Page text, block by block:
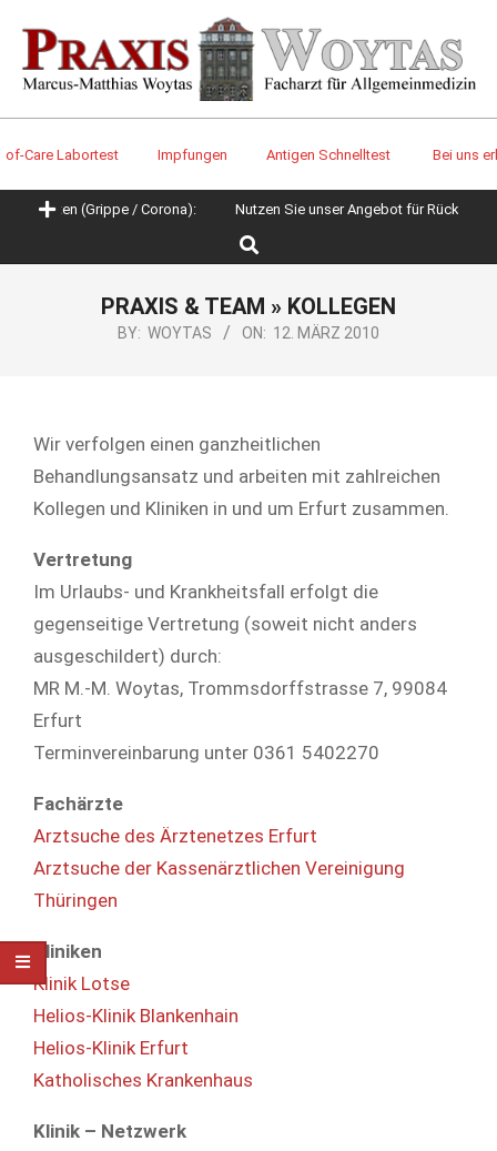
content
Care Labortest Impfungen Antigen Schnelltest Bei uns
Primary (Grippe / Corona):
Nutzen Sie unser Angebot für Rückruf /
Search
PRAXIS & TEAM » KOLLEGEN
BY: WOYTAS ON: 12. MÄRZ 2010
Wir verfolgen einen ganzheitlichen
Behandlungsansatz und arbeiten mit zahlreichen
Kollegen und Kliniken in und um Erfurt zusammen.
Vertretung
Im Urlaubs- und Krankheitsfall erfolgt die
gegenseitige Vertretung (soweit nicht anders
ausgeschildert) durch:
MR M.-M. Woytas, Trommsdorffstrasse 7, 99084
Erfurt
Terminvereinbarung unter 0361 5402270
Fachärzte
Arztsuche des Ärztenetzes Erfurt
Arztsuche der Kassenärztlichen Vereinigung
Thüringen
Kliniken
Klinik Lotse
Helios-Klinik Blankenhain
Helios-Klinik Erfurt
Katholisches Krankenhaus
Klinik – Netzwerk